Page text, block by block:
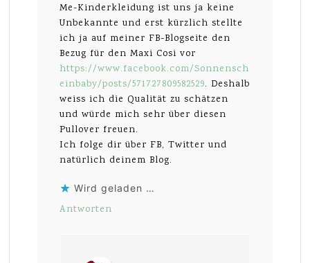
Me-Kinderkleidung ist uns ja keine
Unbekannte und erst kürzlich stellte
ich ja auf meiner FB-Blogseite den
Bezug für den Maxi Cosi vor
https://www.facebook.com/Sonnensch
einbaby/posts/571727809582529. Deshalb
weiss ich die Qualität zu schätzen
und würde mich sehr über diesen
Pullover freuen.
Ich folge dir über FB, Twitter und
natürlich deinem Blog.
Wird geladen …
Antworten